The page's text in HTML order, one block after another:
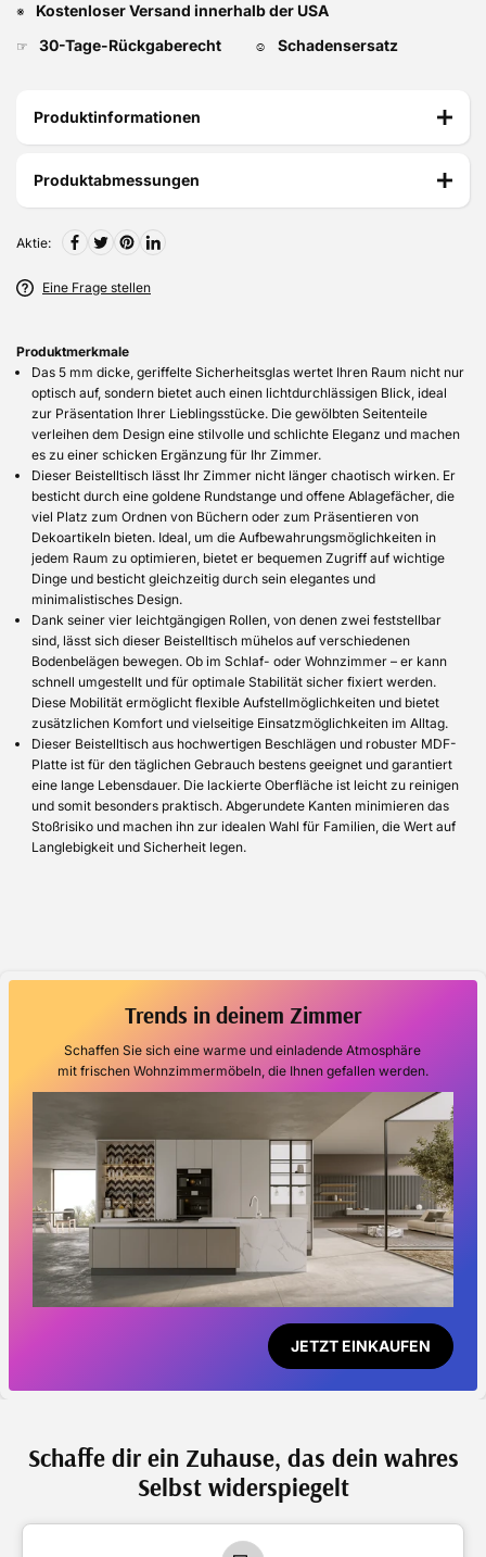
※ Kostenloser Versand innerhalb der USA
☞ 30-Tage-Rückgaberecht ☺ Schadensersatz
Produktinformationen
Produktabmessungen
Aktie:
Eine Frage stellen
Produktmerkmale
Das 5 mm dicke, geriffelte Sicherheitsglas wertet Ihren Raum nicht nur
optisch auf, sondern bietet auch einen lichtdurchlässigen Blick, ideal
zur Präsentation Ihrer Lieblingsstücke. Die gewölbten Seitenteile
verleihen dem Design eine stilvolle und schlichte Eleganz und machen
es zu einer schicken Ergänzung für Ihr Zimmer.
Dieser Beistelltisch lässt Ihr Zimmer nicht länger chaotisch wirken. Er
besticht durch eine goldene Rundstange und offene Ablagefächer, die
viel Platz zum Ordnen von Büchern oder zum Präsentieren von
Dekoartikeln bieten. Ideal, um die Aufbewahrungsmöglichkeiten in
jedem Raum zu optimieren, bietet er bequemen Zugriff auf wichtige
Dinge und besticht gleichzeitig durch sein elegantes und
minimalistisches Design.
Dank seiner vier leichtgängigen Rollen, von denen zwei feststellbar
sind, lässt sich dieser Beistelltisch mühelos auf verschiedenen
Bodenbelägen bewegen. Ob im Schlaf- oder Wohnzimmer – er kann
schnell umgestellt und für optimale Stabilität sicher fixiert werden.
Diese Mobilität ermöglicht flexible Aufstellmöglichkeiten und bietet
zusätzlichen Komfort und vielseitige Einsatzmöglichkeiten im Alltag.
Dieser Beistelltisch aus hochwertigen Beschlägen und robuster MDF-
Platte ist für den täglichen Gebrauch bestens geeignet und garantiert
eine lange Lebensdauer. Die lackierte Oberfläche ist leicht zu reinigen
und somit besonders praktisch. Abgerundete Kanten minimieren das
Stoßrisiko und machen ihn zur idealen Wahl für Familien, die Wert auf
Langlebigkeit und Sicherheit legen.
Trends in deinem Zimmer
Schaffen Sie sich eine warme und einladende Atmosphäre
mit frischen Wohnzimmermöbeln, die Ihnen gefallen werden.
JETZT EINKAUFEN
Schaffe dir ein Zuhause, das dein wahres
Selbst widerspiegelt